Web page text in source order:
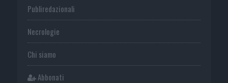
Publiredazionali
Necrologie
Chi siamo
Abbonati